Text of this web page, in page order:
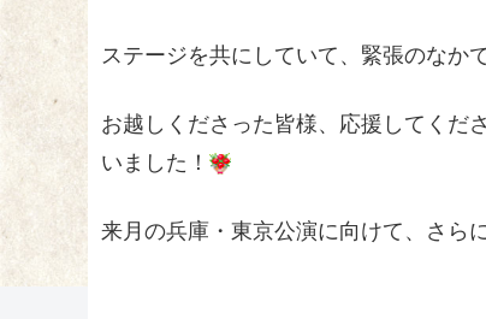
ステージを共にしていて、緊張のなか
お越しくださった皆様、応援してくだ
いました！
来月の兵庫・東京公演に向けて、さら